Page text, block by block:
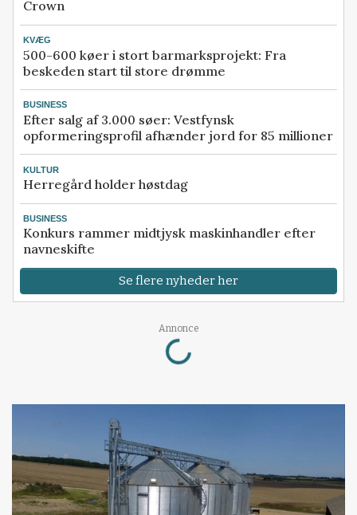
Crown
KVÆG
500-600 køer i stort barmarksprojekt: Fra
beskeden start til store drømme
BUSINESS
Efter salg af 3.000 søer: Vestfynsk
opformeringsprofil afhænder jord for 85 millioner
KULTUR
Herregård holder høstdag
BUSINESS
Konkurs rammer midtjysk maskinhandler efter
navneskifte
Se flere nyheder her
Annonce
Loading...